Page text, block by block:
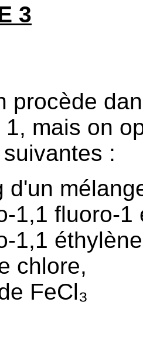
3
procède
1, mais on
:
d'un
1,1 fluoro-1
1,1
chlore,
FeCl₃